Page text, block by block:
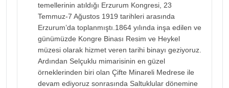
temellerinin atıldığı Erzurum Kongresi, 23
Temmuz-7 Ağustos 1919 tarihleri arasında
Erzurum’da toplanmıştı.1864 yılında inşa edilen ve
günümüzde Kongre Binası Resim ve Heykel
müzesi olarak hizmet veren tarihi binayı geziyoruz.
Ardından Selçuklu mimarisinin en güzel
örneklerinden biri olan Çifte Minareli Medrese ile
devam ediyoruz sonrasında Saltuklular dönemine